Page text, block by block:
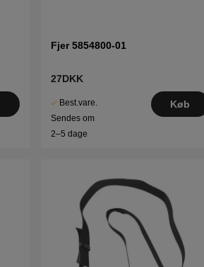
Fjer 5854800-01
27DKK
Best.vare.
Sendes om
2–5 dage
Køb